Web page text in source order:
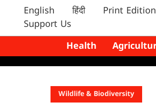
English हिंदी
Print Edition
Support Us
Health
Wildlife & Biodiversity